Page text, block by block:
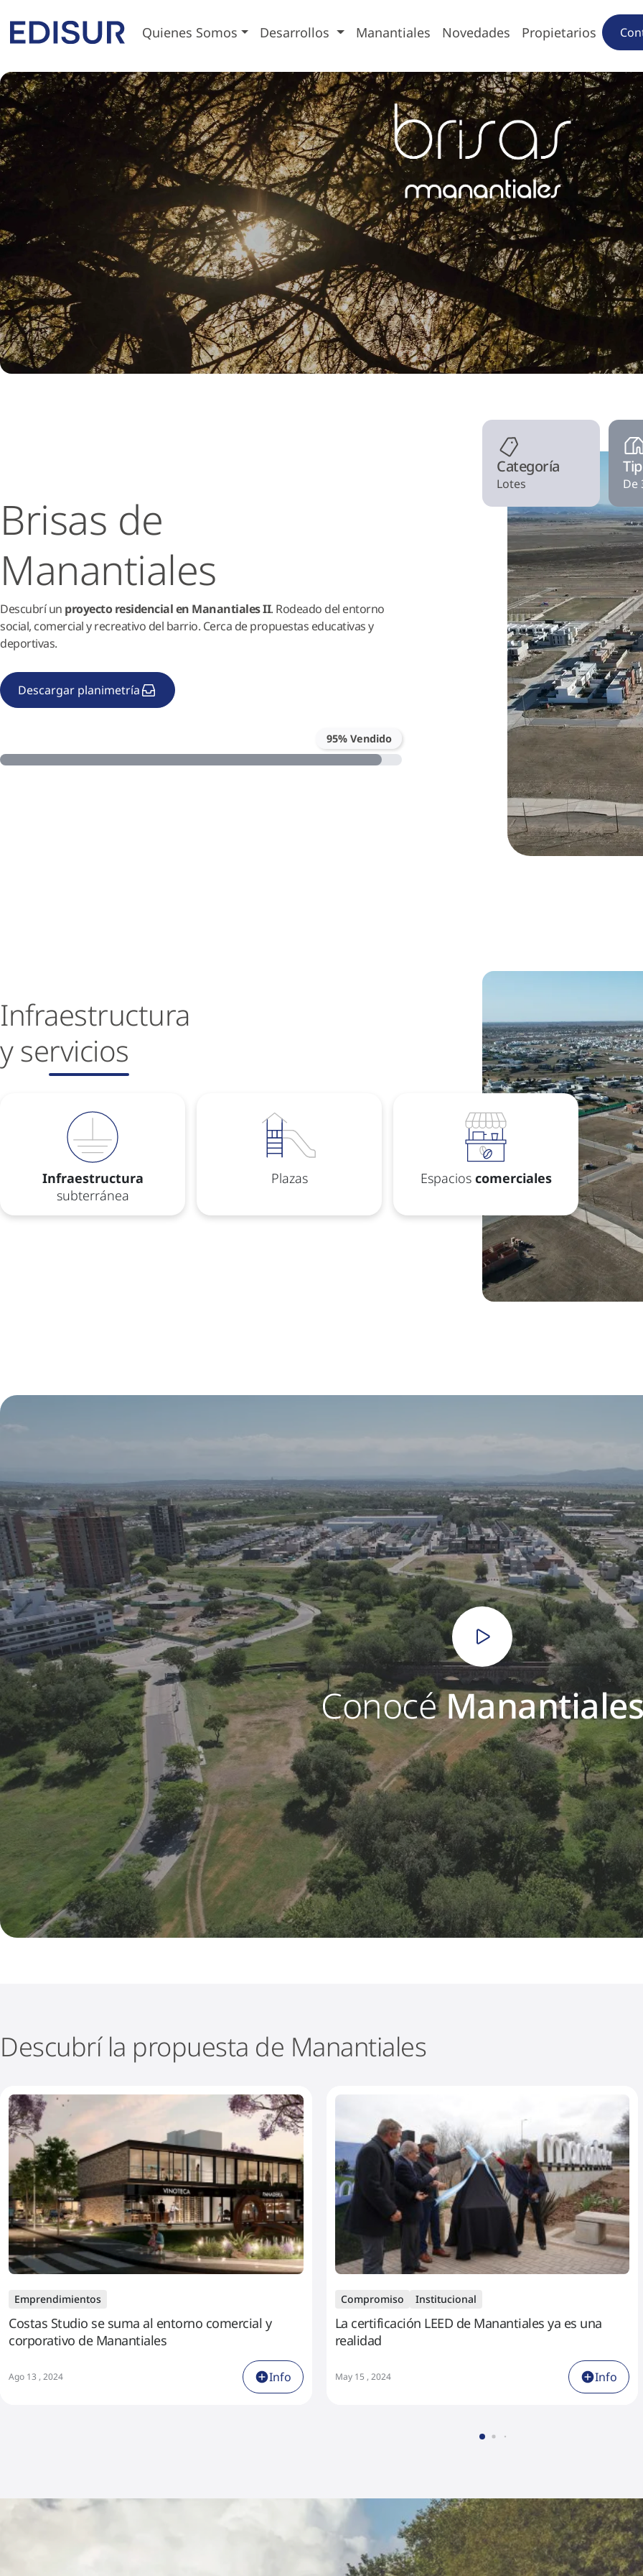
Quienes Somos Desarrollos Manantiales Novedades Propietarios
Brisas de
Manantiales
Descubrí un proyecto residencial en Manantiales II. Rodeado del entorno
social, comercial y recreativo del barrio. Cerca de propuestas educativas y
deportivas.
Descargar planimetría
95% Vendido
Categoría
Lotes De
Infraestructura
y servicios
Infraestructura
subterránea
Plazas Espacios comerciales
ConocéManantiales
Descubrí la propuesta de Manantiales
Emprendimientos
Costas Studio se suma al entorno comercial y
corporativo de Manantiales
Ago 13 , 2024 Info
Compromiso Institucional
La certificación LEED de Manantiales ya es una
realidad
May 15 , 2024 Info